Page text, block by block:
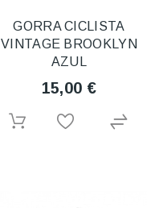
GORRA CICLISTA
VINTAGE BROOKLYN
AZUL
15,00 €